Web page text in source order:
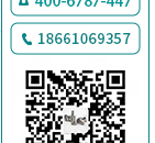
中心盛大举
云集近500家